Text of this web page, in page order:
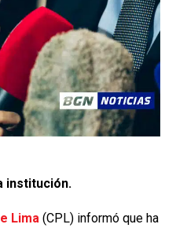
institución.
Lima (CPL) informó que ha